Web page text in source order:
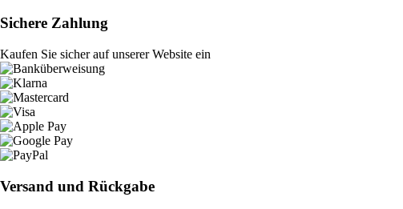
Sichere Zahlung
Kaufen Sie sicher auf unserer Website ein
Versand und Rückgabe